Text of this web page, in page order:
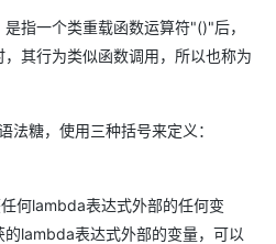
指一个类重载函数运算符"()"后，
其行为类似函数调用，所以也称为
糖，使用三种括号来定义：
何lambda表达式外部的任何变
lambda表达式外部的变量，可以